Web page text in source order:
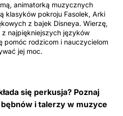
animatorką muzycznych
klasyków pokroju Fasolek, Arki
z bajek Disneya. Wierzę,
najpiękniejszych języków
pomóc rodzicom i nauczycielom
jej moc.
się perkusja? Poznaj
i talerzy w muzyce